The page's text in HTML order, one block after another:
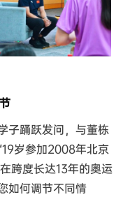
子踊跃发问，与董栋
岁参加2008年北京
跨度长达13年的奥运
如何调节不同情